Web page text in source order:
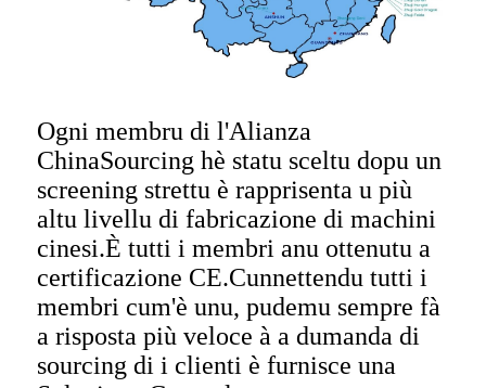
Ogni membru di l'Alianza
ChinaSourcing hè statu sceltu dopu un
screening strettu è rapprisenta u più
altu livellu di fabricazione di machini
cinesi.È tutti i membri anu ottenutu a
certificazione CE.Cunnettendu tutti i
membri cum'è unu, pudemu sempre fà
a risposta più veloce à a dumanda di
sourcing di i clienti è furnisce una